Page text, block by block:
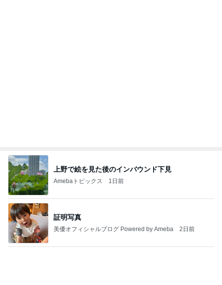
上野で絵を見た後のインバウンド下見
Amebaトピックス 1日前
証明写真
美優オフィシャルブログ Powered by Ameba 2日前